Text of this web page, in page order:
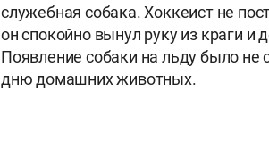
служебная собака. Хоккеист не
он спокойно вынул руку из краги и
Появление собаки на льду было
дню домашних животных.